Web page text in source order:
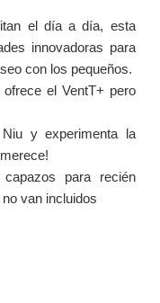
el día a día, esta
innovadoras para
con los pequeños.
el VentT+ pero
Niu y experimenta la
para recién
van incluidos